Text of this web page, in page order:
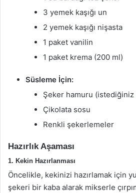
3 yemek kaşığı un
2 yemek kaşığı nişasta
1 paket vanilin
1 paket krema (200 ml)
Süsleme İçin:
Şeker hamuru
Çikolata sosu
Renkli şekerlemeler
Hazırlık Aşaması
1. Kekin Hazırlanması
Öncelikle, kekinizi hazırlamak için
şekeri bir kaba alarak mikserle